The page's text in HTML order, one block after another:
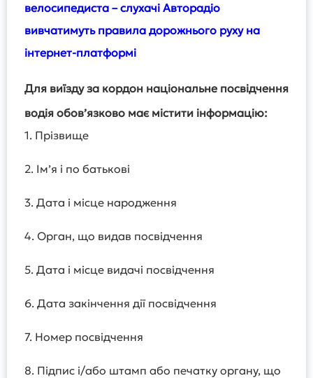
велосипедиста – слухачі Авторадіо
вивчатимуть правила дорожнього руху на
інтернет-платформі
Для виїзду за кордон національне посвідчення
водія обов’язково має містити інформацію:
1. Прізвище
2. Ім’я і по батькові
3. Дата і місце народження
4. Орган, що видав посвідчення
5. Дата і місце видачі посвідчення
6. Дата закінчення дії посвідчення
7. Номер посвідчення
8. Підпис і/або штамп або печатку органу, що